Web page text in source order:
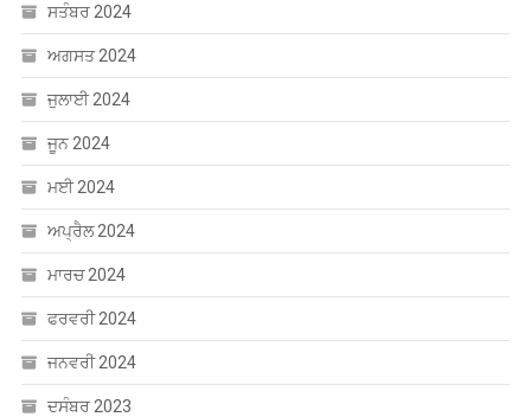
ਸਤੰਬਰ 2024
ਅਗਸਤ 2024
ਜੁਲਾਈ 2024
ਜੂਨ 2024
ਮਈ 2024
ਅਪ੍ਰੈਲ 2024
ਮਾਰਚ 2024
ਫਰਵਰੀ 2024
ਜਨਵਰੀ 2024
ਦਸੰਬਰ 2023